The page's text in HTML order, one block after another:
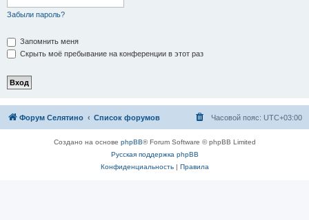
Забыли пароль?
Запомнить меня
Скрыть моё пребывание на конференции в этот раз
Форум Селятино Список форумов Часовой пояс: UTC+03:00
Создано на основе phpBB® Forum Software © phpBB Limited
Русская поддержка phpBB
Конфиденциальность| Правила